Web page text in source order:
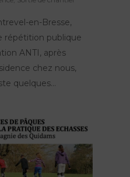
en-Bresse,
répétition publique
ANTI, après
chez nous,
quelques…
Nos spectacles
Peau d’Âme
FierS à Cheval
Lieu de résidence
Le Grand R
Agenda